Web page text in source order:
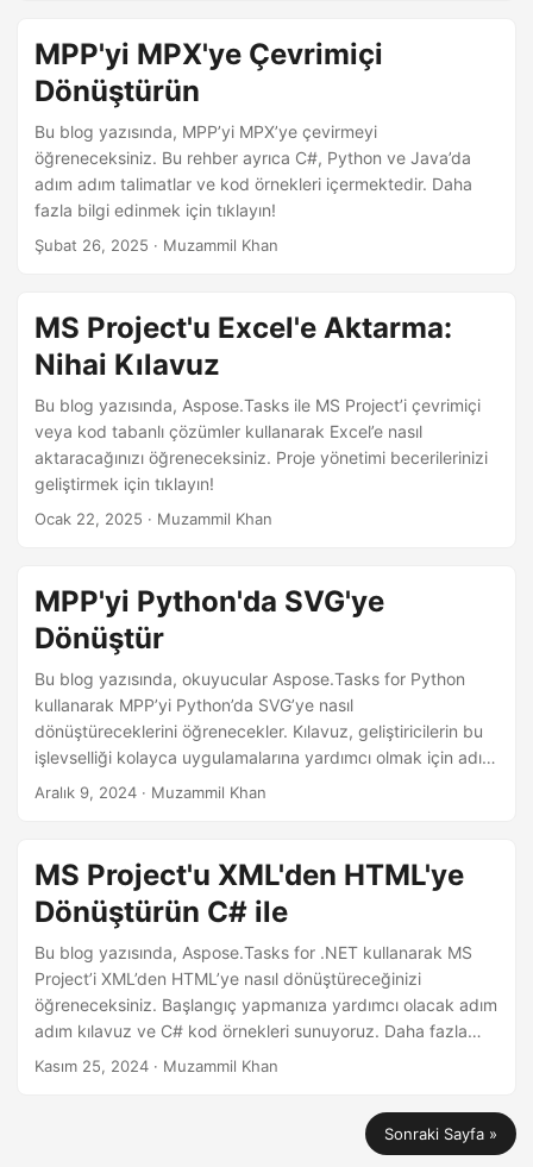
MPP'yi MPX'ye Çevrimiçi
Dönüştürün
Bu blog yazısında, MPP’yi MPX’ye çevirmeyi
öğreneceksiniz. Bu rehber ayrıca C#, Python ve Java’da
adım adım talimatlar ve kod örnekleri içermektedir. Daha
fazla bilgi edinmek için tıklayın!
Şubat 26, 2025 · Muzammil Khan
MS Project'u Excel'e Aktarma:
Nihai Kılavuz
Bu blog yazısında, Aspose.Tasks ile MS Project’i çevrimiçi
veya kod tabanlı çözümler kullanarak Excel’e nasıl
aktaracağınızı öğreneceksiniz. Proje yönetimi becerilerinizi
geliştirmek için tıklayın!
Ocak 22, 2025 · Muzammil Khan
MPP'yi Python'da SVG'ye
Dönüştür
Bu blog yazısında, okuyucular Aspose.Tasks for Python
kullanarak MPP’yi Python’da SVG’ye nasıl
dönüştüreceklerini öğrenecekler. Kılavuz, geliştiricilerin bu
işlevselliği kolayca uygulamalarına yardımcı olmak için adım
adım talimatlar ve kod örnekleri içermektedir.
Aralık 9, 2024 · Muzammil Khan
MS Project'u XML'den HTML'ye
Dönüştürün C# ile
Bu blog yazısında, Aspose.Tasks for .NET kullanarak MS
Project’i XML’den HTML’ye nasıl dönüştüreceğinizi
öğreneceksiniz. Başlangıç yapmanıza yardımcı olacak adım
adım kılavuz ve C# kod örnekleri sunuyoruz. Daha fazla
bilgi edinmek için tıklayın!
Kasım 25, 2024 · Muzammil Khan
Sonraki Sayfa »